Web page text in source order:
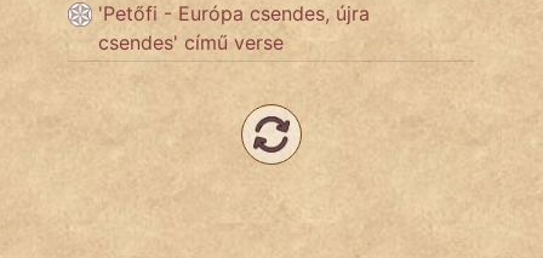
TÖRTÉNELEM
'Petőfi - Európa csendes, újra
csendes' című verse